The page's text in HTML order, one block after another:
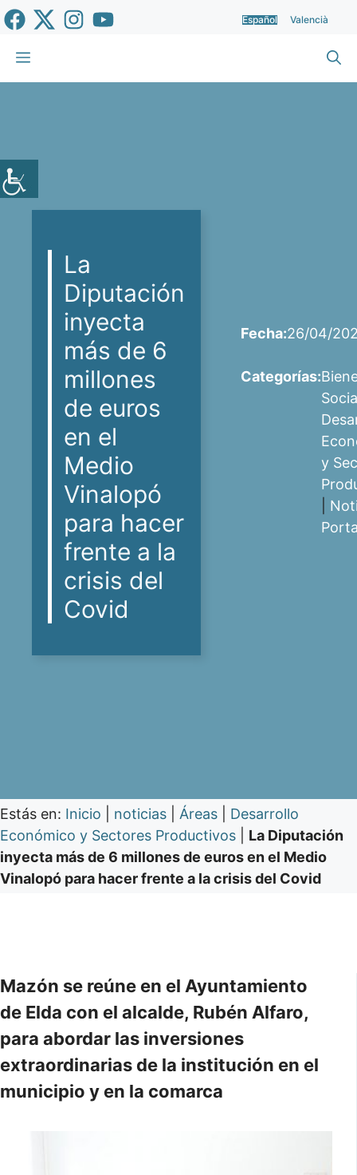
Saltar
al
contenido
Español Valencià
Menú
La
Diputación
inyecta
más de 6
millones
de euros
en el
Medio
Vinalopó
para hacer
frente a la
crisis del
Covid
Fecha:26/04/
Categorías:
y
Estás en: Inicio noticias Áreas
Desarrollo
Económico y Sectores Productivos
La Diputación
inyecta más de 6 millones de euros en el Medio
Vinalopó para hacer frente a la crisis del Covid
Mazón se reúne en el Ayuntamiento
de Elda con el alcalde, Rubén Alfaro,
para abordar las inversiones
extraordinarias de la institución en el
municipio y en la comarca